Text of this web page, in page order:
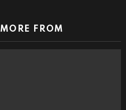
MORE FROM: